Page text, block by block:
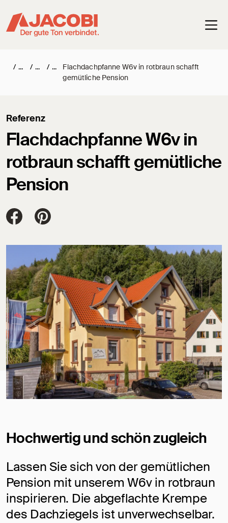
/ / /
Flachdachpfanne W6v in rotbraun schafft
gemütliche Pension
Flachdachpfanne W6v in
rotbraun schafft gemütliche
Pension
Referenz
Jacobi Dachziegel auf FaceBook
Jacobi Dachziegel auf Pinterest
Hochwertig und schön zugleich
Lassen Sie sich von der gemütlichen
Pension mit unserem W6v in rotbraun
inspirieren. Die abgeflachte Krempe
des Dachziegels ist unverwechselbar.